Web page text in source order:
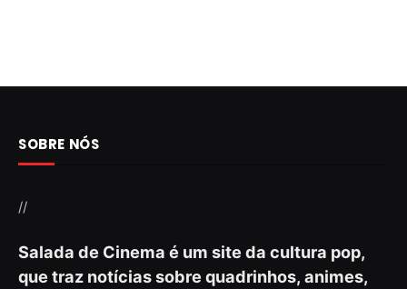
SOBRE NÓS
//
Salada de Cinema é um site da cultura pop,
que traz notícias sobre quadrinhos, animes,